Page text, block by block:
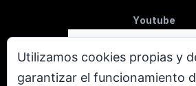
Utilizamos cookies propias y
garantizar el funcionamiento
Youtube